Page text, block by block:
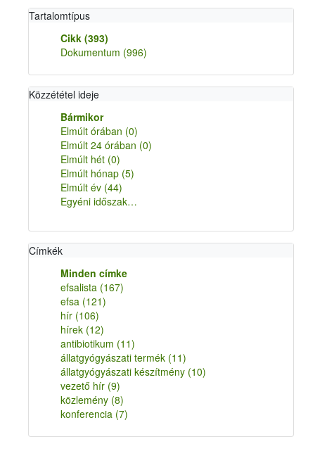
Tartalomtípus
Cikk (393)
Dokumentum (996)
Közzététel ideje
Bármikor
Elmúlt órában (0)
Elmúlt 24 órában (0)
Elmúlt hét (0)
Elmúlt hónap (5)
Elmúlt év (44)
Egyéni időszak…
Címkék
Minden címke
efsalista (167)
efsa (121)
hír (106)
hírek (12)
antibiotikum (11)
állatgyógyászati termék (11)
állatgyógyászati készítmény (10)
vezető hír (9)
közlemény (8)
konferencia (7)